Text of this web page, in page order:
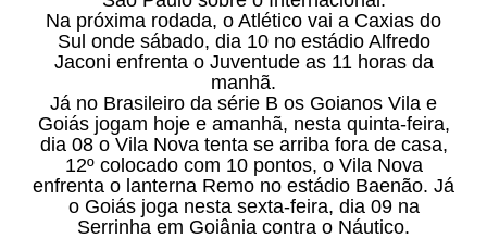
Na próxima rodada, o Atlético vai a Caxias do
Sul onde sábado, dia 10 no estádio Alfredo
Jaconi enfrenta o Juventude as 11 horas da
manhã.
Já no Brasileiro da série B os Goianos Vila e
Goiás jogam hoje e amanhã, nesta quinta-feira,
dia 08 o Vila Nova tenta se arriba fora de casa,
12º colocado com 10 pontos, o Vila Nova
enfrenta o lanterna Remo no estádio Baenão. Já
o Goiás joga nesta sexta-feira, dia 09 na
Serrinha em Goiânia contra o Náutico.